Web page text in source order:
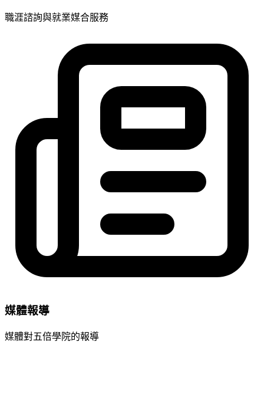
職涯諮詢與就業媒合服務
媒體報導
媒體對五倍學院的報導